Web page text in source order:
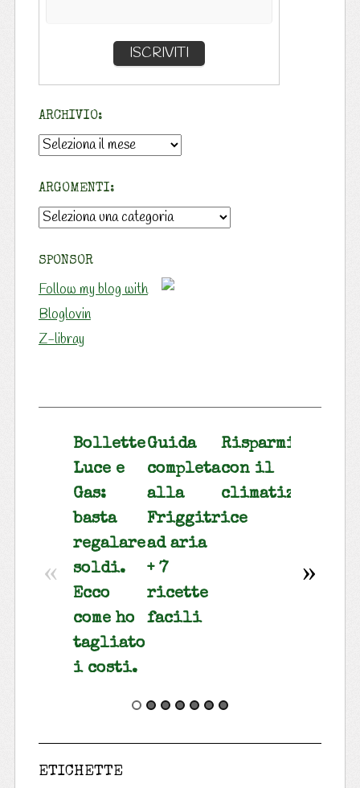
ARCHIVIO:
Archivio:
ARGOMENTI:
Argomenti:
SPONSOR
Follow my blog with
Bloglovin
Z-libray
Bollette
Luce e
Gas:
basta
regalare
soldi.
Ecco
come ho
tagliato
i costi.
Guida
completa
alla
Friggitrice
ad aria
+ 7
ricette
facili
Risparmiare
con il
climatizzatore
le
« »
ETICHETTE